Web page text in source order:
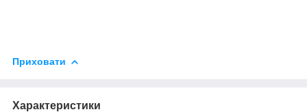
Приховати
Характеристики